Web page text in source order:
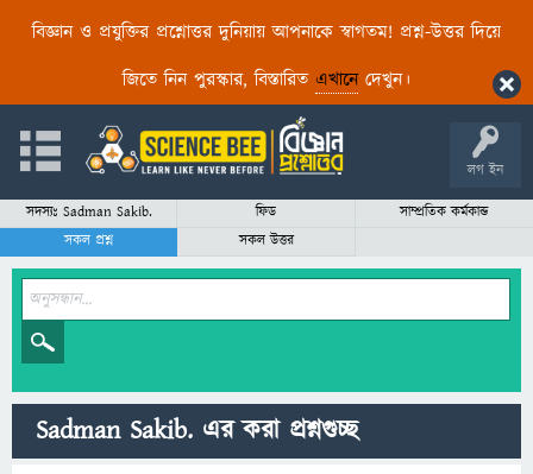
বিজ্ঞান ও প্রযুক্তির প্রশ্নোত্তর দুনিয়ায় আপনাকে স্বাগতম! প্রশ্ন-উত্তর দিয়ে
জিতে নিন পুরস্কার, বিস্তারিত এখানেদেখুন।
লগ ইন
সদস্যঃ Sadman Sakib. ফিড
সাম্প্রতিক কর্মকান্ড
সকল প্রশ্ন
সকল উত্তর
Sadman Sakib. এর করা প্রশ্নগুচ্ছ